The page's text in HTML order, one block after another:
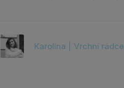
Karolína | Vrchní rádce